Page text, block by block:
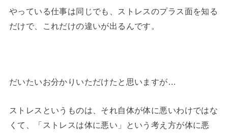
やっている仕事は同じでも、ストレスのプラス面を知る
だけで、これだけの違いが出るんです。
だいたいお分かりいただけたと思いますが…
ストレスというものは、それ自体が体に悪いわけではな
くて、「ストレスは体に悪い」という考え方が体に悪